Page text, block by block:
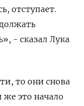
отступает.
- сказал Лука
то они снова
же это начало